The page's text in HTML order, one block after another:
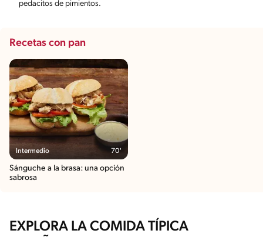
pedacitos de pimientos.
Recetas con pan
Intermedio 70'
Sánguche a la brasa: una opción
sabrosa
EXPLORA LA COMIDA TÍPICA